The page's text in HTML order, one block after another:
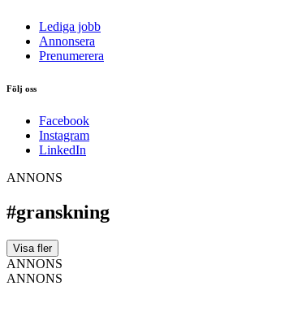
Lediga jobb
Annonsera
Prenumerera
Följ oss
Facebook
Instagram
LinkedIn
ANNONS
#granskning
Visa fler
ANNONS
ANNONS